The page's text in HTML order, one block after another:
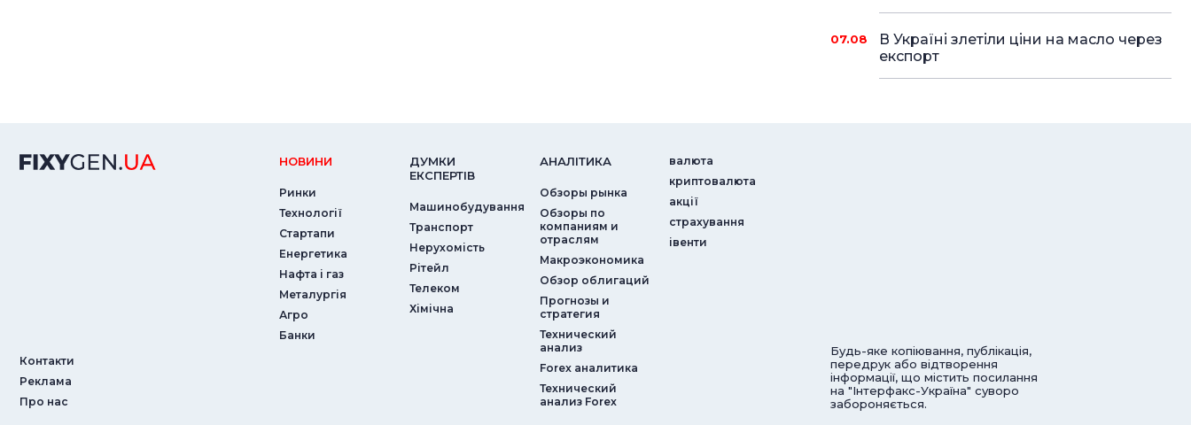
07.08
В Україні злетіли ціни на масло через
експорт
Контакти
Реклама
Про нас
НОВИНИ
Ринки
Технології
Стартапи
Енергетика
Нафта і газ
Металургія
Агро
Банки
ДУМКИ
ЕКСПЕРТIВ
Машинобудування
Транспорт
Нерухомість
Рітейл
Телеком
Хімічна
АНАЛIТИКА
Обзоры рынка
Обзоры по
компаниям и
отраслям
Макроэкономика
Обзор облигаций
Прогнозы и
стратегия
Технический
анализ
Forex аналитика
Технический
анализ Forex
валюта
криптовалюта
акції
страхування
iвенти
Будь-яке копіювання, публікація,
передрук або відтворення
інформації, що містить посилання
на "Інтерфакс-Україна" суворо
забороняється.